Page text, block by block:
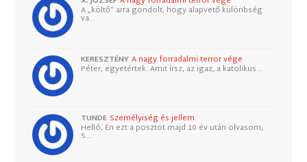
A „költő” arra gondolt, hogy alapvető különbség
va…
KERESZTÉNY A nagy forradalmi terror vége
Péter, egyetértek. Amit írsz, az igaz, a katolikus…
TUNDE Személyiség és jellem
Helló, Én ezt a posztot majd 10 év után olvasom,
S…